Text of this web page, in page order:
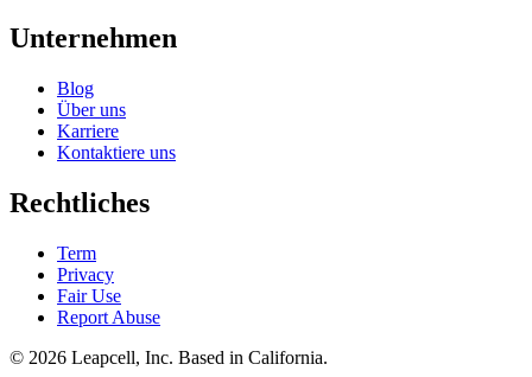
Unternehmen
Blog
Über uns
Karriere
Kontaktiere uns
Rechtliches
Term
Privacy
Fair Use
Report Abuse
© 2026 Leapcell, Inc. Based in California.